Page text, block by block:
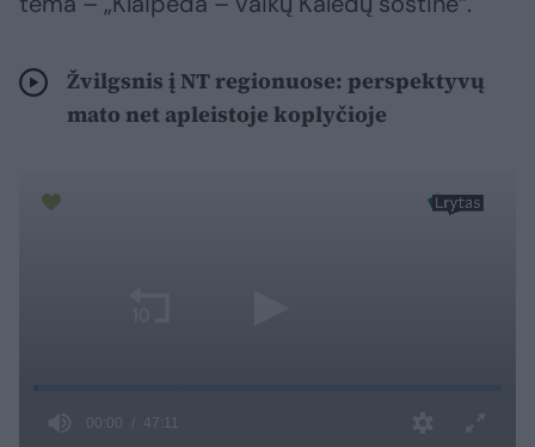
Žvilgsnis į NT regionuose: perspektyvų
mato net apleistoje koplyčioje